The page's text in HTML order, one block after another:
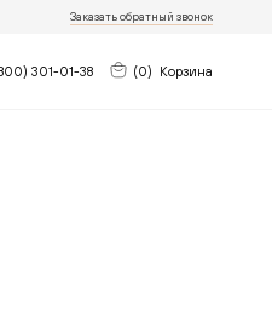
Заказать обратный звонок
301-01-38 (0) Корзина